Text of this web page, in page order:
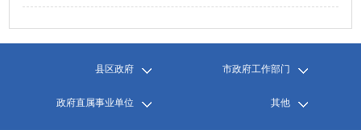
县区政府 市政府工作部门
政府直属事业单位 其他